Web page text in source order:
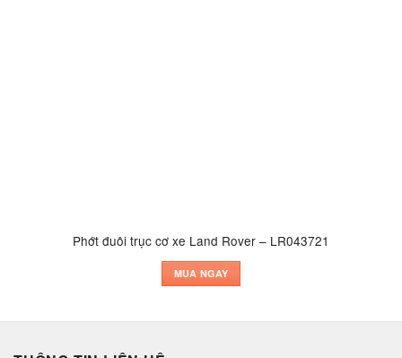
Phớt đuôi trục cơ xe Land Rover – LR043721
MUA NGAY